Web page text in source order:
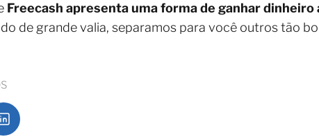
Freecash apresenta uma forma de ganhar
de grande valia, separamos para você outros tão